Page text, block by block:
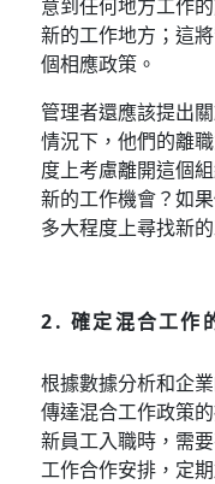
意到任何地方工作
新的工作地方；這
個相應政策。
管理者還應該提出
情況下，他們的離
度上考慮離開這個
新的工作機會？如
多大程度上尋找新的
2. 確定混合工作
根據數據分析和企
傳達混合工作政策
新員工入職時，需
工作合作安排，定